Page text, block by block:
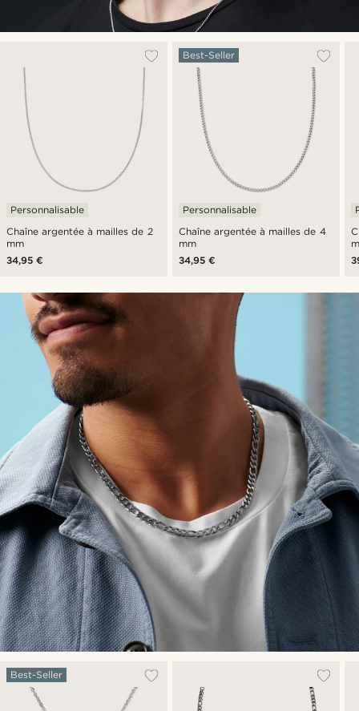
Chaîne argentée à mailles de 2
mm
Personnalisable
34,95 €
Chaîne argentée à mailles de 4
mm
Best-Seller
Personnalisable
34,95 €
Best-Seller